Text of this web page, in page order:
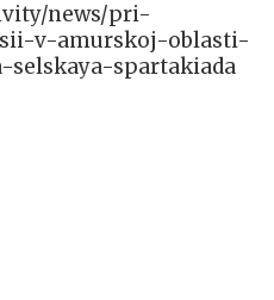
news/pri-
v-amurskoj-oblasti-
spartakiada